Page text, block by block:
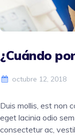
¿Cuándo
octubre 12, 2018
Duis mollis, est non
eget lacinia odio
consectetur ac,